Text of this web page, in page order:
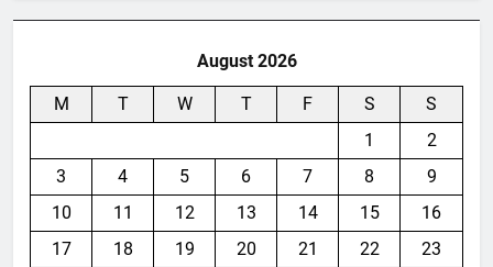
August 2026
M T W T F S
S
1
2
3
4 5 6 7 8
9
10
11 12 13 14 15
16
17
18 19 20 21 22
23